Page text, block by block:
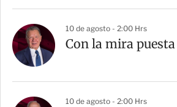
10 de agosto - 2:00 Hrs
Con la mira
10 de agosto - 2:00 Hrs